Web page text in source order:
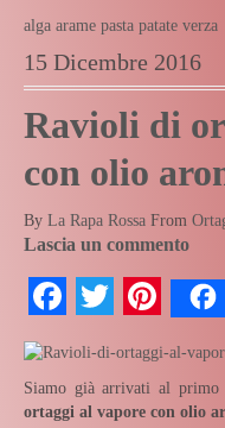
alga arame pasta patate verza
15 Dicembre 2016
Ravioli di
con olio
By La Rapa Rossa From
Lascia un commento
Facebook
Twitter
Siamo già arrivati al primo
ortaggi al vapore con olio